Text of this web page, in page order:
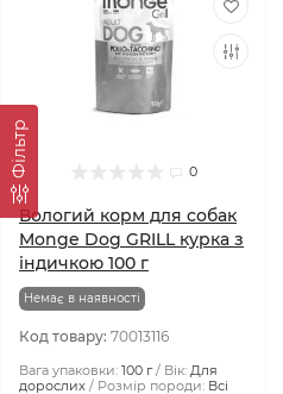
Фiльтр 0
Вологий корм для собак
Monge Dog GRILL курка з
індичкою 100 г
Немає в наявності
Код товару: 70013116
Вага упаковки: 100 г Вік: Для
дорослих
Розмір породи: Всі